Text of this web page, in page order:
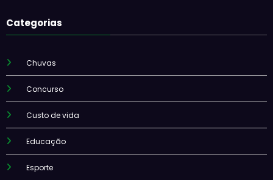
Categorias
Chuvas
Concurso
Custo de vida
Educação
Esporte